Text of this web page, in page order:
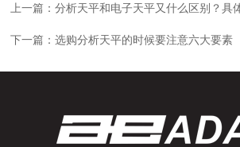
上一篇：分析天平和电子天平又什么区别？具
下一篇：选购分析天平的时候要注意六大要素